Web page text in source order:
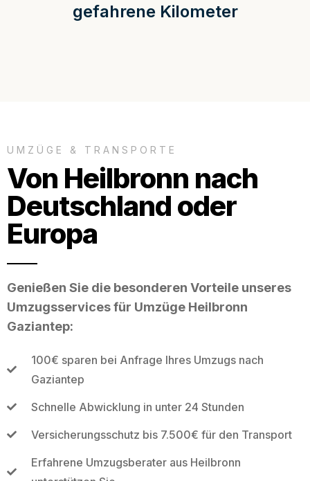
gefahrene Kilometer
UMZÜGE & TRANSPORTE
Von Heilbronn nach
Deutschland oder
Europa
Genießen Sie die besonderen Vorteile unseres
Umzugsservices für Umzüge Heilbronn
Gaziantep:
100€ sparen bei Anfrage Ihres Umzugs nach
Gaziantep
Schnelle Abwicklung in unter 24 Stunden
Versicherungsschutz bis 7.500€ für den Transport
Erfahrene Umzugsberater aus Heilbronn